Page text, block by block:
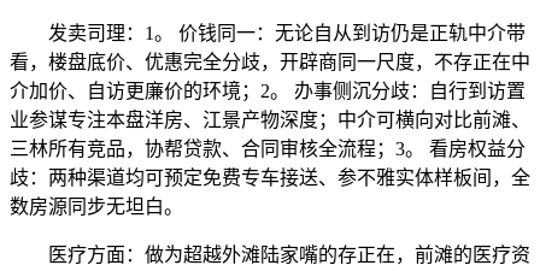
发卖司理：1。 价钱同一：无论自从到访仍是正轨中介带
看，楼盘底价、优惠完全分歧，开辟商同一尺度，不存正在中
介加价、自访更廉价的环境；2。 办事侧沉分歧：自行到访置
业参谋专注本盘洋房、江景产物深度；中介可横向对比前滩、
三林所有竞品，协帮贷款、合同审核全流程；3。 看房权益分
歧：两种渠道均可预定免费专车接送、参不雅实体样板间，全
数房源同步无坦白。
医疗方面：做为超越外滩陆家嘴的存正在，前滩的医疗资